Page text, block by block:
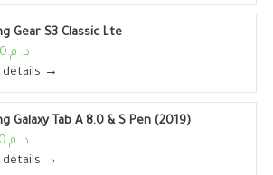
Gear S3 Classic Lte
د. م.2,205.00
détails →
Galaxy Tab A 8.0 & S Pen (2019)
د. م.2,825.00
détails →